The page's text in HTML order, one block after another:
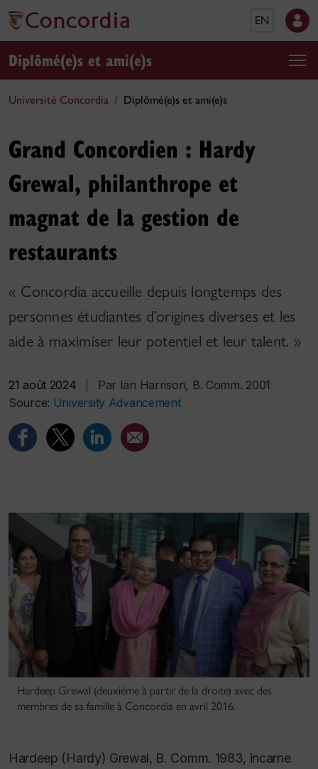
EN
Diplômé(e)s et ami(e)s
Université Concordia Diplômé(e)s et ami(e)s
Grand Concordien : Hardy
Grewal, philanthrope et
magnat de la gestion de
restaurants
« Concordia accueille depuis longtemps des
personnes étudiantes d’origines diverses et les
aide à maximiser leur potentiel et leur talent. »
21 août 2024
Par Ian Harrison, B. Comm. 2001
Source: University Advancement
Hardeep Grewal (deuxième à partir de la droite) avec des
membres de sa famille à Concordia en avril 2016.
Hardeep (Hardy) Grewal, B. Comm. 1983, incarne